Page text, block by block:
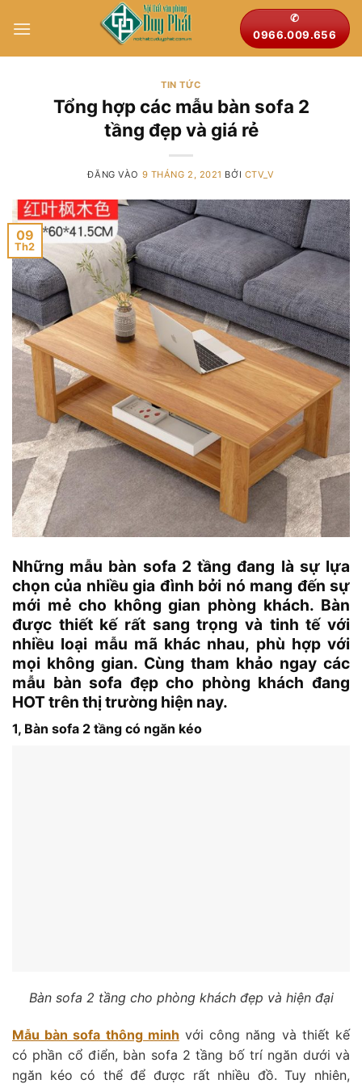
qua
✆
0966.009.656
TIN TỨC
Tổng hợp các mẫu bàn sofa 2
tầng đẹp và giá rẻ
ĐĂNG VÀO 9 THÁNG 2, 2021 BỞI CTV_V
09
Th2
Những mẫu bàn sofa 2 tầng đang là sự lựa
chọn của nhiều gia đình bởi nó mang đến sự
mới mẻ cho không gian phòng khách. Bàn
được thiết kế rất sang trọng và tinh tế với
nhiều loại mẫu mã khác nhau, phù hợp với
mọi không gian. Cùng tham khảo ngay các
mẫu bàn sofa đẹp cho phòng khách đang
HOT trên thị trường hiện nay.
1, Bàn sofa 2 tầng có ngăn kéo
Bàn sofa 2 tầng cho phòng khách đẹp và hiện đại
Mẫu bàn sofa thông minh với công năng và thiết kế
có phần cổ điển, bàn sofa 2 tầng bố trí ngăn dưới và
ngăn kéo có thể để được rất nhiều đồ. Tuy nhiên,